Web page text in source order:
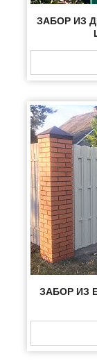
ЗАБОР ИЗ
ЗАБОР ИЗ